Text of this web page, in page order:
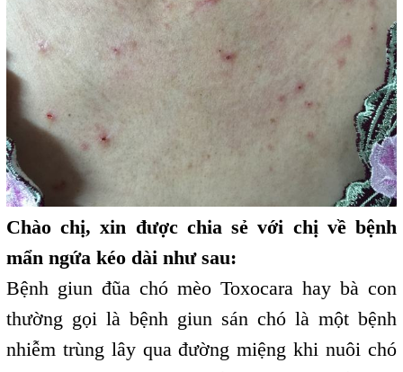
Chào chị, xin được chia sẻ với chị về bệnh
mẩn ngứa kéo dài như sau:
Bệnh giun đũa chó mèo Toxocara hay bà con
thường gọi là bệnh giun sán chó là một bệnh
nhiễm trùng lây qua đường miệng khi nuôi chó